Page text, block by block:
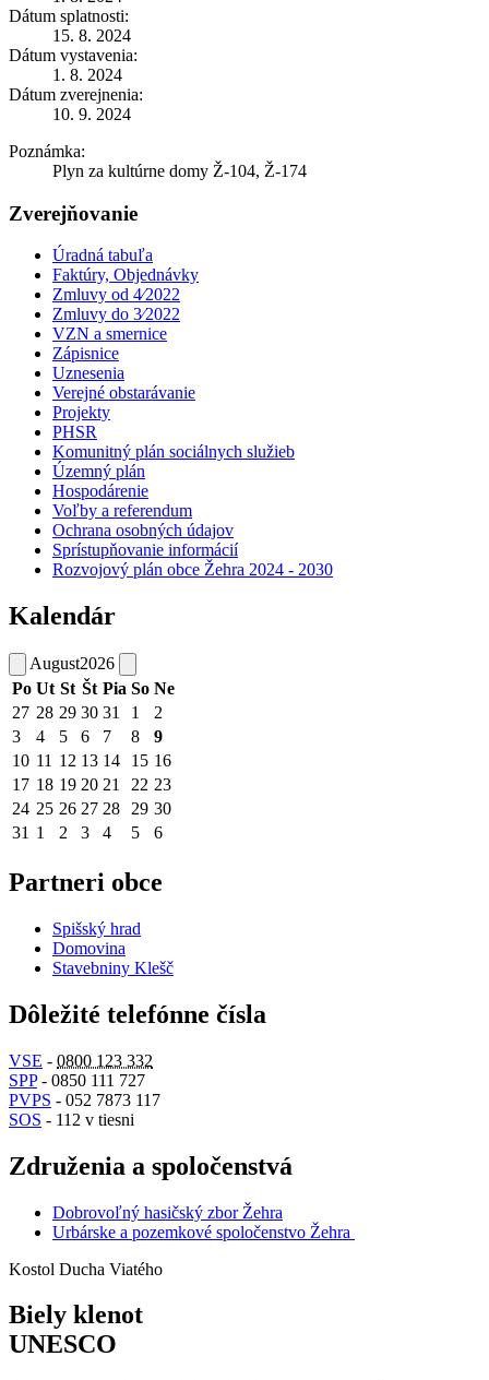
Dátum splatnosti:
15. 8. 2024
Dátum vystavenia:
1. 8. 2024
Dátum zverejnenia:
10. 9. 2024
Poznámka:
Plyn za kultúrne domy Ž-104, Ž-174
Zverejňovanie
Úradná tabuľa
Faktúry, Objednávky
Zmluvy od 4⁄2022
Zmluvy do 3⁄2022
VZN a smernice
Zápisnice
Uznesenia
Verejné obstarávanie
Projekty
PHSR
Komunitný plán sociálnych služieb
Územný plán
Hospodárenie
Voľby a referendum
Ochrana osobných údajov
Sprístupňovanie informácií
Rozvojový plán obce Žehra 2024 - 2030
Kalendár
August2026
Po Ut St Št Pia So Ne
27 28 29 30 31 1
2
3
4 5 6 7 8
9
10 11 12 13 14 15 16
17 18 19 20 21 22 23
24 25 26 27 28 29 30
31 1 2 3 4 5 6
Partneri obce
Spišský hrad
Domovina
Stavebniny Klešč
Dôležité telefónne čísla
VSE - 0800 123 332
SPP- 0850 111 727
PVPS - 052 7873 117
SOS - 112 v tiesni
Združenia a spoločenstvá
Dobrovoľný hasičský zbor Žehra
Urbárske a pozemkové spoločenstvo Žehra
Kostol Ducha Viatého
Biely klenot
UNESCO